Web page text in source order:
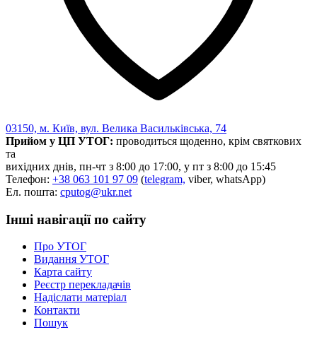
03150, м. Київ, вул. Велика Васильківська, 74
Прийом у ЦП УТОГ: проводиться щоденно, крім святкових
та
вихідних днів, пн-чт з 8:00 до 17:00, у пт з 8:00 до 15:45
Телефон: +38 063 101 97 09 (telegram, viber, whatsApp)
Ел. пошта: cputog@ukr.net
Інші навігації по сайту
Про УТОГ
Видання УТОГ
Карта сайту
Реєстр перекладачів
Надіслати матеріал
Контакти
Пошук